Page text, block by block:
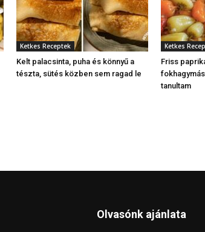
Ketkes Receptek
Kelt palacsinta, puha és könnyű a
tészta, sütés közben sem ragad le
Ketkes
Friss
tanultam
Olvasónk ajánlata